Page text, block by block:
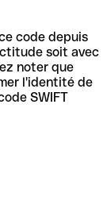
code depuis
soit avec
noter que
l'identité de
SWIFT